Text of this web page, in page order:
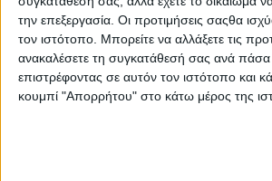
την επεξεργασία. Οι προτιμήσεις σαςθα
τον ιστότοπο. Μπορείτε να αλλάξετε τις
ανακαλέσετε τη συγκατάθεσή σας ανά πάσα
επιστρέφοντας σε αυτόν τον ιστότοπο και
κουμπί "Απορρήτου" στο κάτω μέρος της